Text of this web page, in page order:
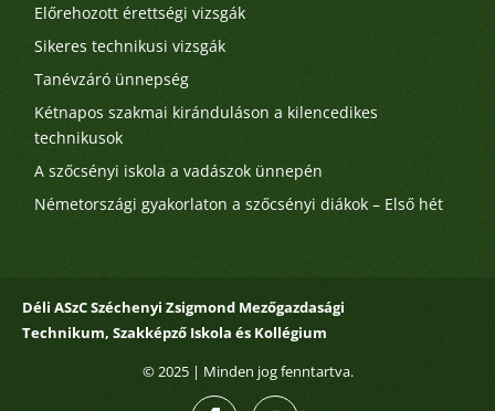
Előrehozott érettségi vizsgák
Sikeres technikusi vizsgák
Tanévzáró ünnepség
Kétnapos szakmai kiránduláson a kilencedikes
technikusok
A szőcsényi iskola a vadászok ünnepén
Németországi gyakorlaton a szőcsényi diákok – Első hét
Déli ASzC Széchenyi Zsigmond Mezőgazdasági
Technikum, Szakképző Iskola és Kollégium
© 2025 | Minden jog fenntartva.